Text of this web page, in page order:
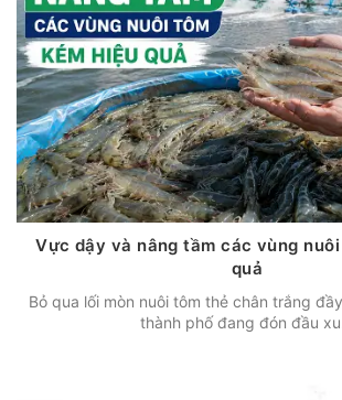
Vực dậy và nâng tầm các vùng
quả
Bỏ qua lối mòn nuôi tôm thẻ chân trắng
thành phố đang đón đầu